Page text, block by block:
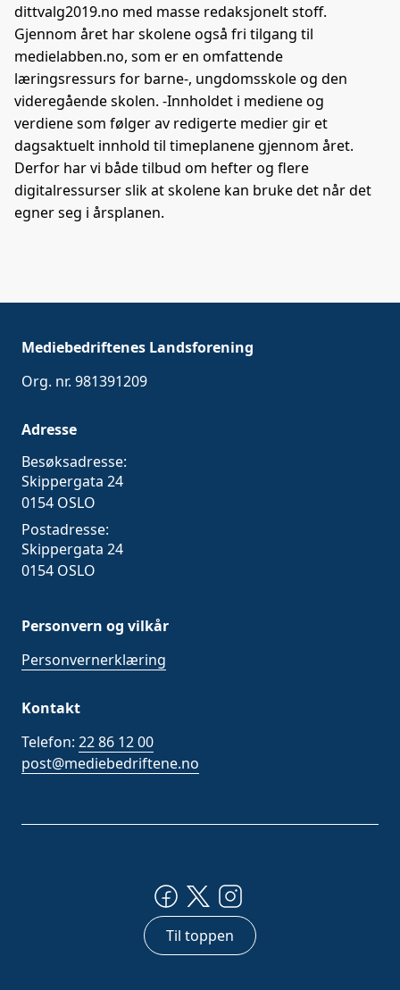
dittvalg2019.no med masse redaksjonelt stoff.
Gjennom året har skolene også fri tilgang til
medielabben.no, som er en omfattende
læringsressurs for barne-, ungdomsskole og den
videregående skolen. -Innholdet i mediene og
verdiene som følger av redigerte medier gir et
dagsaktuelt innhold til timeplanene gjennom året.
Derfor har vi både tilbud om hefter og flere
digitalressurser slik at skolene kan bruke det når det
egner seg i årsplanen.
Mediebedriftenes Landsforening
Org. nr. 981391209
Adresse
Besøksadresse:
Skippergata 24
0154 OSLO
Postadresse:
Skippergata 24
0154 OSLO
Personvern og vilkår
Personvernerklæring
Kontakt
Telefon: 22 86 12 00
post@mediebedriftene.no
Til toppen